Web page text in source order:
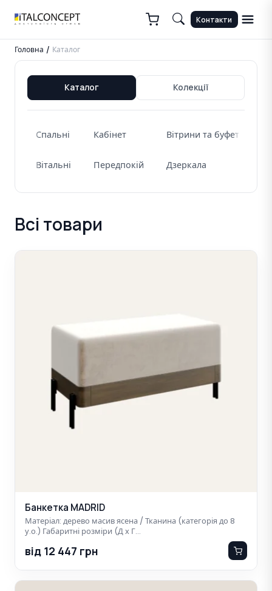
Контакти
Головна / Каталог
Каталог Колекції
Спальні
Вітальні
Кабінет
Передпокій
Вітрини та буфети
Дзеркала
Всі товари
Банкетка MADRID
Матеріал: дерево масив ясена / Тканина (категорія до 8
у.о.) Габаритні розміри (Д х Г…
від 12 447 грн